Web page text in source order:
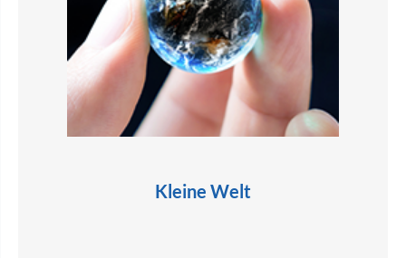
Kleine Welt